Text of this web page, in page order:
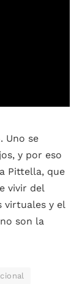
Uno se
y por eso
Pittella, que
vivir del
virtuales y el
son la